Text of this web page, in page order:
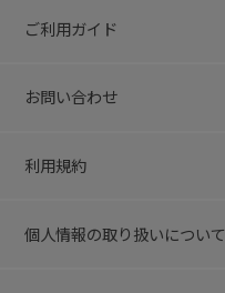
ご利用ガイド
お問い合わせ
利用規約
個人情報の取り扱いについて